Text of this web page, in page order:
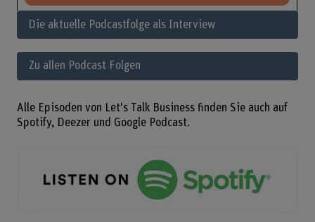
Die aktuelle Podcastfolge als Interview
Zu allen Podcast Folgen
Alle Episoden von Let's Talk Business finden Sie auch auf
Spotify, Deezer und Google Podcast.